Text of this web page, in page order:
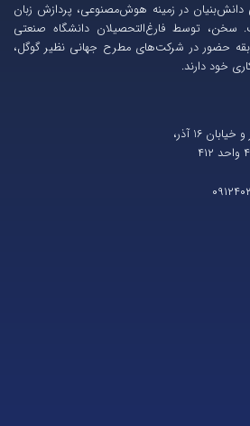
تهران، تقاطع بلوار کشاورز و خیابان 1۶ آذر،
دانش‌بنیان در زمینه هوش‌مصنوعی، پردازش زبان
سخن، توسط فارغ‌التحصیلان دانشگاه صنعتی
حضور در شرکت‌های مطرح جهانی نظیر گوگل،
خود دارند.